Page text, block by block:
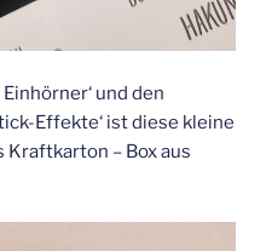
und den
Effekte‘ ist diese kleine
Kraftkarton – Box aus